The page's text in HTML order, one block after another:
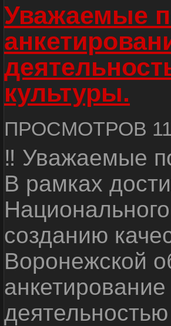
Уважаемые
культуры.
ПРОСМОТРОВ
‼ Уважаемые
В рамках
созданию
Воронежской